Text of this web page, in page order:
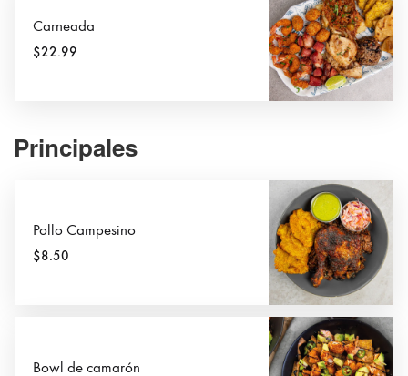
Carneada
$22.99
Principales
Pollo Campesino
$8.50
Bowl de camarón